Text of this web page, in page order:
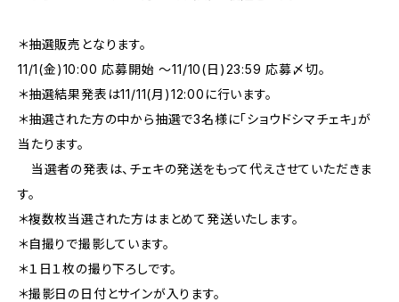
＊抽選販売となります。
11/1(金)10:00 応募開始 〜11/10(日)23:59 応募〆切。
＊抽選結果発表は11/11(月)12:00に行います。
＊抽選された方の中から抽選で3名様に「ショウドシマチェキ」が
当たります。
当選者の発表は、チェキの発送をもって代えさせていただきま
す。
＊複数枚当選された方はまとめて発送いたします。
＊自撮りで撮影しています。
＊１日１枚の撮り下ろしです。
＊撮影日の日付とサインが入ります。